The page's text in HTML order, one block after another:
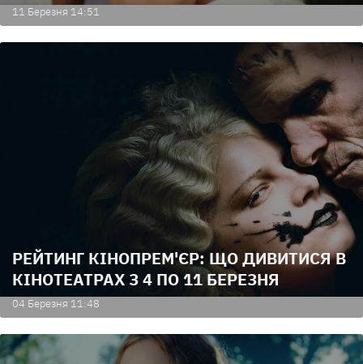
11 Березня 14:51
РЕЙТИНГ КІНОПРЕМ'ЄР: ЩО ДИВИТИСЯ В
КІНОТЕАТРАХ З 4 ПО 11 БЕРЕЗНЯ
04 Березня 11:48